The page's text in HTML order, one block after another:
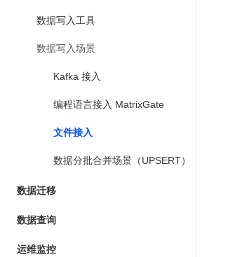
数据写入工具
数据写入场景
Kafka 接入
编程语言接入 MatrixGate
文件接入
数据分批合并场景（UPSERT）
数据迁移
数据查询
运维监控